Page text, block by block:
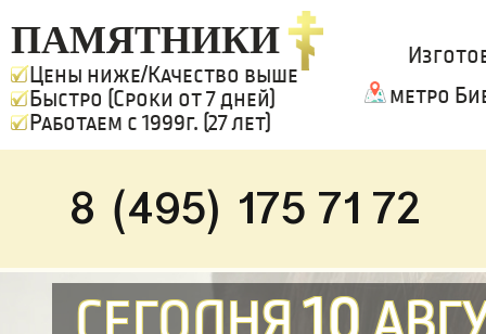
ПАМЯТНИКИ
Цены ниже/Качество выше
Быстро (Сроки от 7 дней)
Работаем с 1999г. (27 лет)
метро
8 (495) 175 71 72
10